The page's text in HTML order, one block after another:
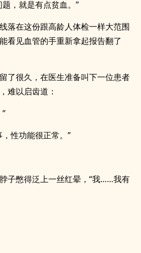
，就是有点贫血。”
落在这份跟高龄人体检一样大范围
看见血管的手重新拿起报告翻了
了很久，在医生准备叫下一位患者
难以启齿道：
性功能很正常。”
子憋得泛上一丝红晕，“我……我有